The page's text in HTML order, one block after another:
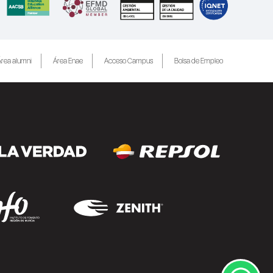
alumni Área Enae Acceso Campus Bolsa de Empleo